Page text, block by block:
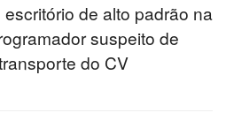
de alto padrão na
suspeito de
do CV